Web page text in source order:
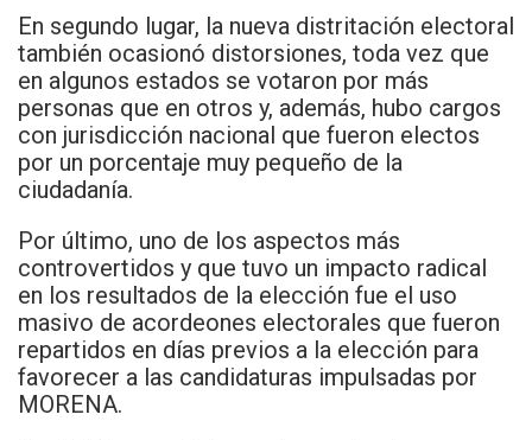
En segundo lugar, la nueva distritación electoral
también ocasionó distorsiones, toda vez que
en algunos estados se votaron por más
personas que en otros y, además, hubo cargos
con jurisdicción nacional que fueron electos
por un porcentaje muy pequeño de la
ciudadanía.
Por último, uno de los aspectos más
controvertidos y que tuvo un impacto radical
en los resultados de la elección fue el uso
masivo de acordeones electorales que fueron
repartidos en días previos a la elección para
favorecer a las candidaturas impulsadas por
MORENA.